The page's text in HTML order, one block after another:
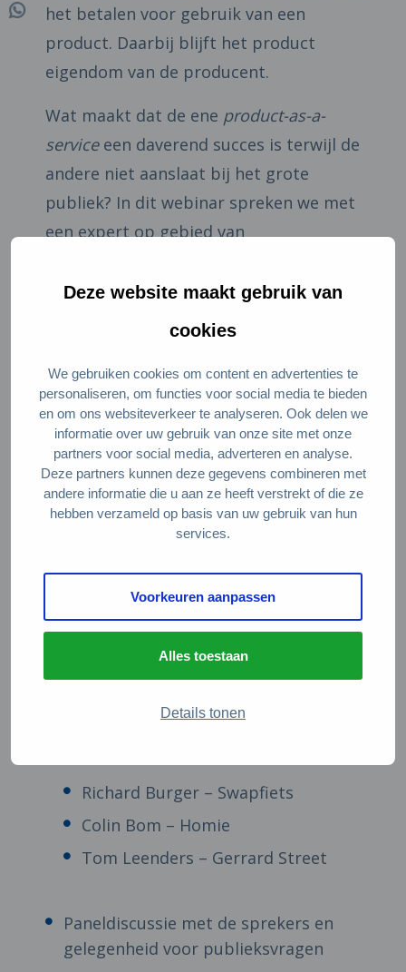
Deze website maakt gebruik van
cookies
We gebruiken cookies om content en advertenties te
personaliseren, om functies voor social media te bieden
en om ons websiteverkeer te analyseren. Ook delen we
informatie over uw gebruik van onze site met onze
partners voor social media, adverteren en analyse.
Deze partners kunnen deze gegevens combineren met
andere informatie die u aan ze heeft verstrekt of die ze
hebben verzameld op basis van uw gebruik van hun
services.
Voorkeuren aanpassen
Alles toestaan
Details tonen
het betalen voor gebruik van een
product. Daarbij blijft het product
eigendom van de producent.
Wat maakt dat de ene product-as-a-
serviceeen daverend succes is terwijl de
andere niet aanslaat bij het grote
publiek? In dit webinar spreken we met
een expert op gebied van
producten over elementen die belangrijk
zijn bij het ontwerpen van een product en
komen drie ondernemers aan het woord
die vertellen over de succesfactoren en
geleerde lessen van hun product-as-a-
service.
Gebruikersacceptatie van product-as-a-
service – Vivian Tunn, TU Delft,
Industrial Design
Ervaringen van ondernemers:
Richard Burger – Swapfiets
Colin Bom – Homie
Tom Leenders – Gerrard Street
Paneldiscussie met de sprekers en
gelegenheid voor publieksvragen